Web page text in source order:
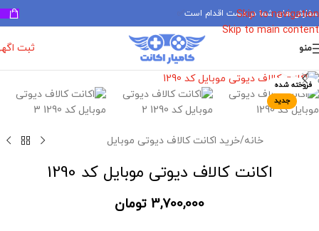
Skip to navigation
Skip to main content
سفارش های شما در دست اقدام است
منو ثبت
فروخته شده
جدید
برای بزرگنمایی کلیک کنید
خانه/خرید اکانت کالاف دیوتی موبایل
اکانت کالاف دیوتی موبایل کد 1290
3,700,000 تومان